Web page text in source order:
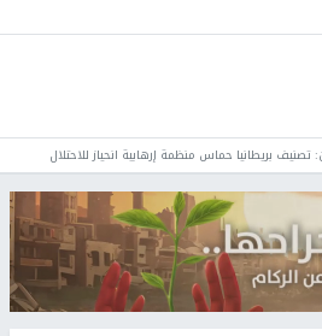
تصنيف بريطانيا حماس منظمة إرهابية انحياز للاحتلال